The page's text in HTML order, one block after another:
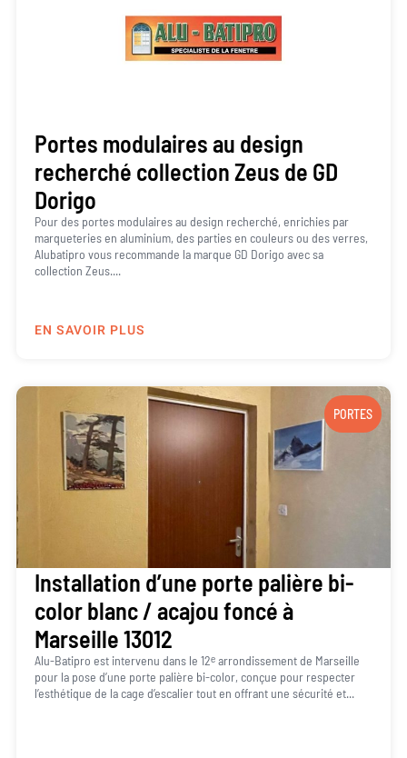
Portes modulaires au design
recherché collection Zeus de GD
Dorigo
Pour des portes modulaires au design recherché, enrichies par
marqueteries en aluminium, des parties en couleurs ou des verres,
Alubatipro vous recommande la marque GD Dorigo avec sa
collection Zeus....
EN SAVOIR PLUS
PORTES
Installation d’une porte palière bi-
color blanc / acajou foncé à
Marseille 13012
Alu-Batipro est intervenu dans le 12ᵉ arrondissement de Marseille
pour la pose d’une porte palière bi-color, conçue pour respecter
l’esthétique de la cage d’escalier tout en offrant une sécurité et...